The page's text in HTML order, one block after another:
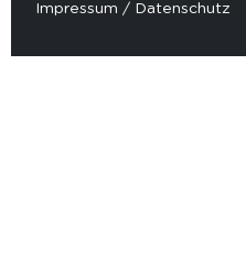
Impressum / Datenschutz